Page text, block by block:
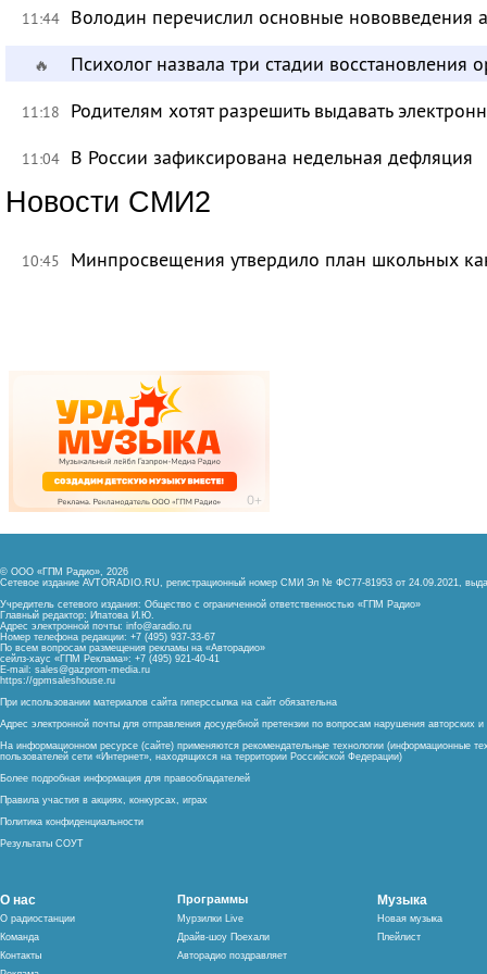
11:44 Володин перечислил основные нововведения
🔥 Психолог назвала три стадии восстановления
11:18 Родителям хотят разрешить выдавать
11:04 В России зафиксирована недельная дефляция
Новости СМИ2
10:45 Минпросвещения утвердило план школьных
© ООО «ГПМ Радио», 2026
Сетевое издание AVTORADIO.RU, регистрационный номер СМИ Эл № ФС77-81953 от 24.09.2021,
Учредитель сетевого издания: Общество с ограниченной ответственностью «ГПМ Радио»
Главный редактор: Ипатова И.Ю.
Адрес электронной почты: info@aradio.ru
Номер телефона редакции: +7 (495) 937-33-67
По всем вопросам размещения рекламы на «Авторадио»
сейлз-хаус «ГПМ Реклама»: +7 (495) 921-40-41
E-mail: sales@gazprom-media.ru
https://gpmsaleshouse.ru
При использовании материалов сайта гиперссылка на сайт обязательна
Адрес электронной почты для отправления досудебной претензии по вопросам нарушения авторских
На информационном ресурсе (сайте) применяются рекомендательные технологии (информационные
пользователей сети «Интернет», находящихся на территории Российской Федерации)
Более подробная информация для правообладателей
Правила участия в акциях, конкурсах, играх
Политика конфиденциальности
Результаты СОУТ
О нас
О радиостанции
Команда
Контакты
Программы
Мурзилки Live
Драйв-шоу Поехали
Авторадио поздравляет
Музыка
Новая музыка
Плейлист